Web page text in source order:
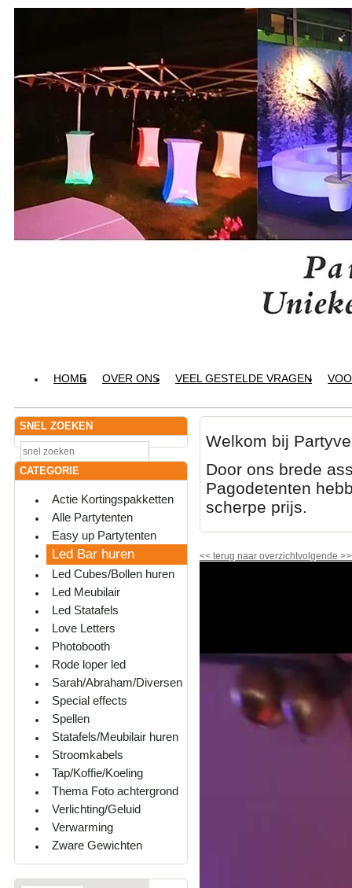
HOME OVER ONS VEEL GESTELDE VRAGEN
SNEL ZOEKEN
CATEGORIE
Actie Kortingspakketten
Alle Partytenten
Easy up Partytenten
Led Bar huren
Led Cubes/Bollen huren
Led Meubilair
Led Statafels
Love Letters
Photobooth
Rode loper led
Sarah/Abraham/Diversen
Special effects
Spellen
Statafels/Meubilair huren
Stroomkabels
Tap/Koffie/Koeling
Thema Foto achtergrond
Verlichting/Geluid
Verwarming
Zware Gewichten
Welkom bij
Door ons brede
Pagodetenten
scherpe prijs.
<< terug naar overzichtvolgende >>